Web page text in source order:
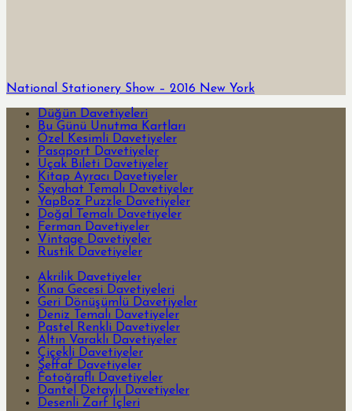
National Stationery Show – 2016 New York
Düğün Davetiyeleri
Bu Günü Unutma Kartları
Özel Kesimli Davetiyeler
Pasaport Davetiyeler
Uçak Bileti Davetiyeler
Kitap Ayracı Davetiyeler
Seyahat Temalı Davetiyeler
YapBoz Puzzle Davetiyeler
Doğal Temalı Davetiyeler
Ferman Davetiyeler
Vintage Davetiyeler
Rustik Davetiyeler
Akrilik Davetiyeler
Kına Gecesi Davetiyeleri
Geri Dönüşümlü Davetiyeler
Deniz Temalı Davetiyeler
Pastel Renkli Davetiyeler
Altın Varaklı Davetiyeler
Çiçekli Davetiyeler
Şeffaf Davetiyeler
Fotoğraflı Davetiyeler
Dantel Detaylı Davetiyeler
Desenli Zarf İçleri